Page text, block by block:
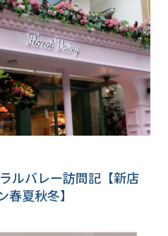
ルバレー訪問記【新店
夏秋冬】